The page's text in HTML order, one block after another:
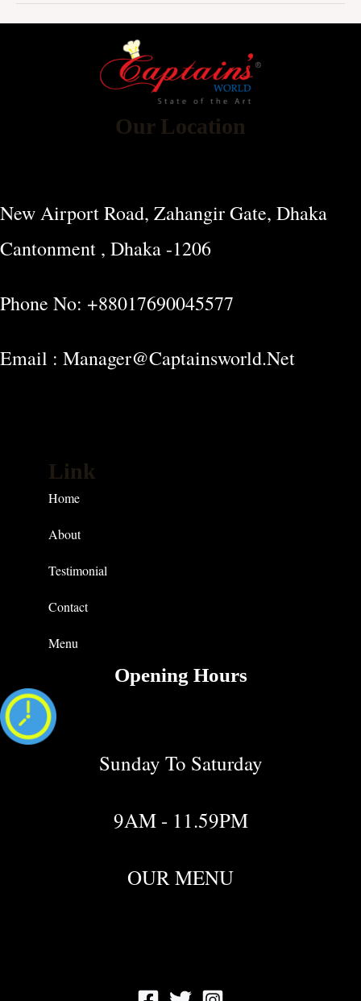
Our Location
New Airport Road, Zahangir Gate, Dhaka
Cantonment , Dhaka -1206
Phone No: +88017690045577
Email : Manager@captainsworld.net
Link
Home
About
Testimonial
Contact
Menu
Opening Hours
Sunday To Saturday
9AM - 11.59PM
OUR MENU